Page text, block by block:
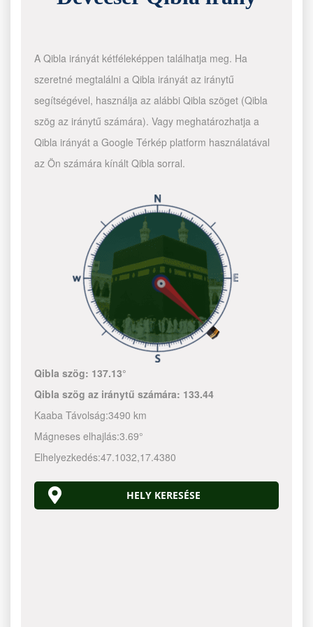
A Qibla irányát kétféleképpen találhatja meg. Ha
szeretné megtalálni a Qibla irányát az iránytű
segítségével, használja az alábbi Qibla szöget (Qibla
szög az iránytű számára). Vagy meghatározhatja a
Qibla irányát a Google Térkép platform használatával
az Ön számára kínált Qibla sorral.
Qibla szög: 137.13°
Qibla szög az iránytű számára: 133.44
Kaaba Távolság:3490 km
Mágneses elhajlás:3.69°
Elhelyezkedés:47.1032,17.4380
HELY KERESÉSE